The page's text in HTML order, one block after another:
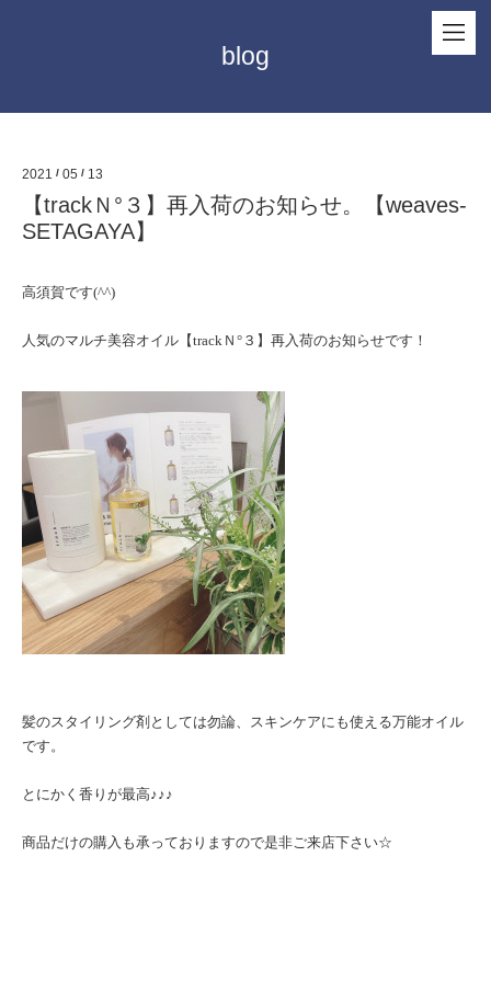
blog
2021 / 05 / 13
【trackＮ°３】再入荷のお知らせ。【weaves-
SETAGAYA】
高須賀です(^^)
人気のマルチ美容オイル【trackＮ°３】再入荷のお知らせです！
髪のスタイリング剤としては勿論、スキンケアにも使える万能オイル
です。
とにかく香りが最高♪♪♪
商品だけの購入も承っておりますので是非ご来店下さい☆